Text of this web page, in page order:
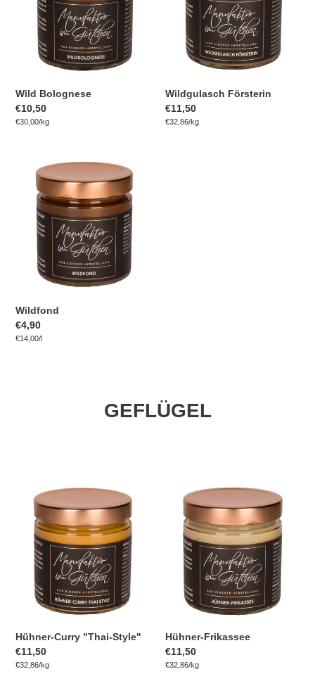
Wild Bolognese
Normaler
Preis
€10,50
Einzelpreis
€30,00/pro
kg
Wildgulasch Försterin
Normaler
Preis
€11,50
Einzelpreis
€32,86/pro
kg
Wildfond
Wildfond
Normaler
Preis
€4,90
Einzelpreis
€14,00/pro
GEFLÜGEL
Hühner-
Curry
"Thai-
Style"
Hühner-Curry "Thai-Style"
Normaler
Preis
€11,50
Einzelpreis
€32,86/pro
kg
Hühner-
Frikassee
Hühner-Frikassee
Normaler
Preis
€11,50
Einzelpreis
€32,86/pro
kg